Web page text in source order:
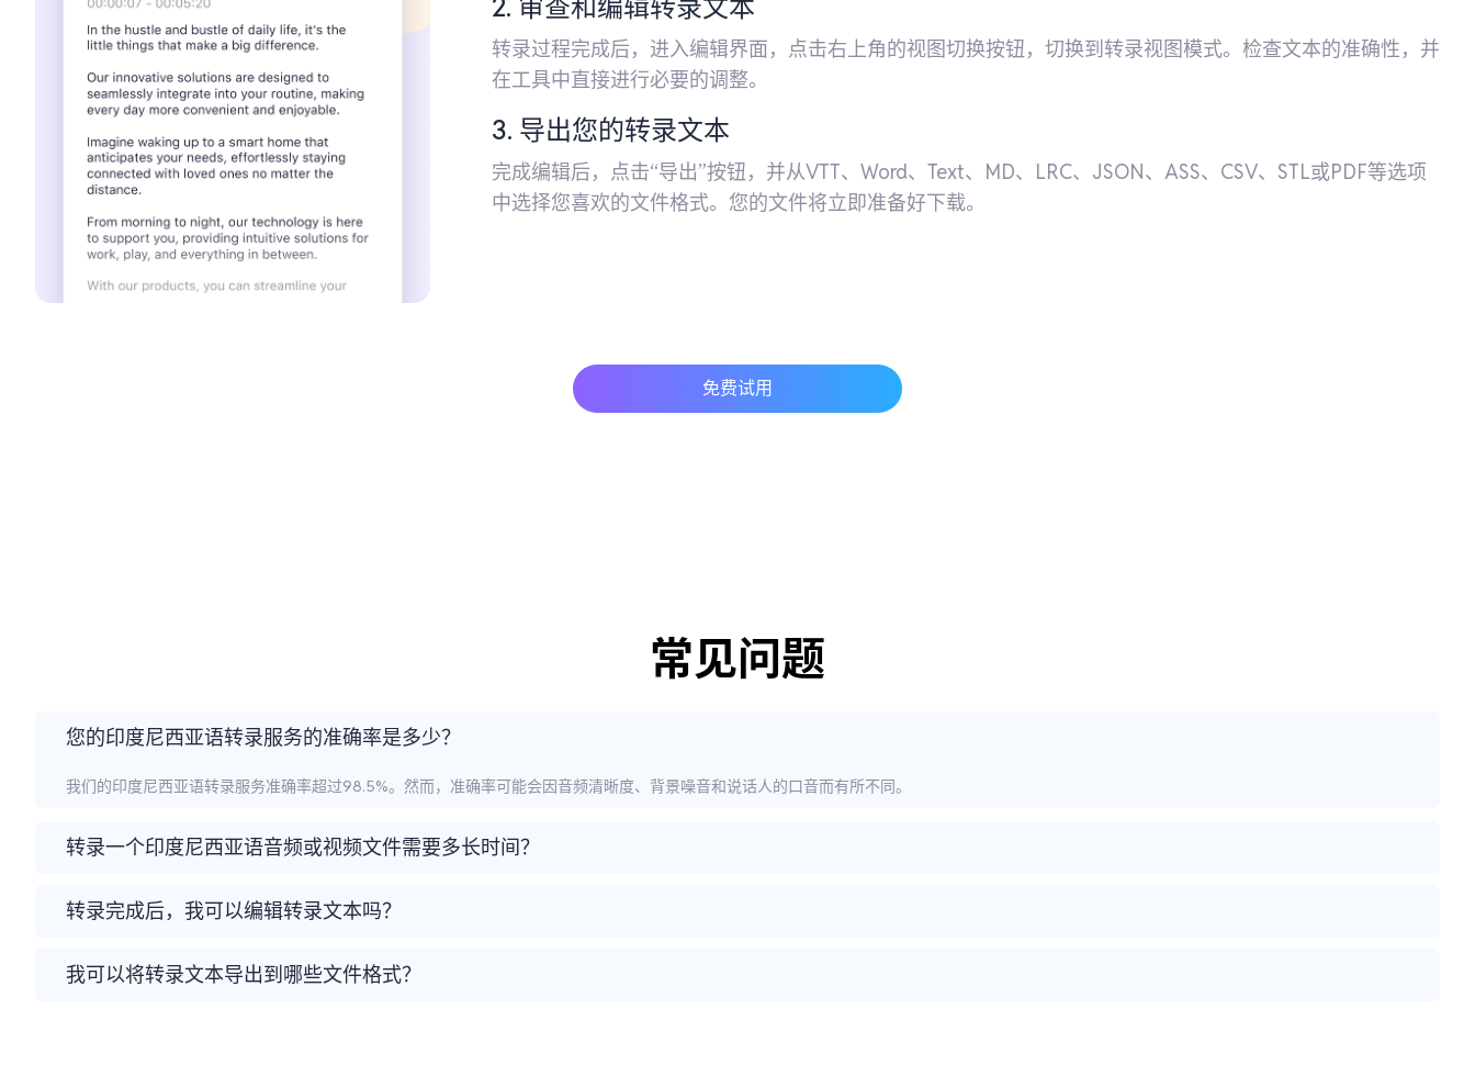
2. 审查和编辑转录文本
转录过程完成后，进入编辑界面，点击右上角的视图切换按钮，切换到转录视图模式。检查文本的准确性，并
在工具中直接进行必要的调整。
3. 导出您的转录文本
完成编辑后，点击“导出”按钮，并从VTT、Word、Text、MD、LRC、JSON、ASS、CSV、STL或PDF等选项
中选择您喜欢的文件格式。您的文件将立即准备好下载。
免费试用
常见问题
您的印度尼西亚语转录服务的准确率是多少？
我们的印度尼西亚语转录服务准确率超过98.5%。然而，准确率可能会因音频清晰度、背景噪音和说话人的口音而有所不同。
转录一个印度尼西亚语音频或视频文件需要多长时间？
转录完成后，我可以编辑转录文本吗？
我可以将转录文本导出到哪些文件格式？